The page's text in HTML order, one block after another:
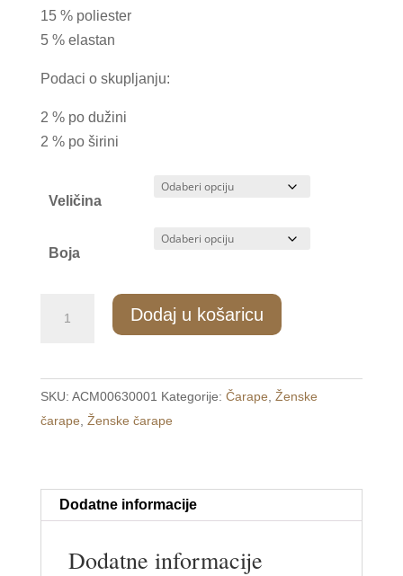
15 % poliester
5 % elastan
Podaci o skupljanju:
2 % po dužini
2 % po širini
Veličina
Boja
sokne
s
uzorkom
količina
Dodaj u košaricu
SKU: ACM00630001 Kategorije: Čarape Ženske
čarape Ženske čarape
Dodatne informacije
Dodatne informacije